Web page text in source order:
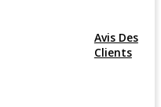
Avis Des
Clients